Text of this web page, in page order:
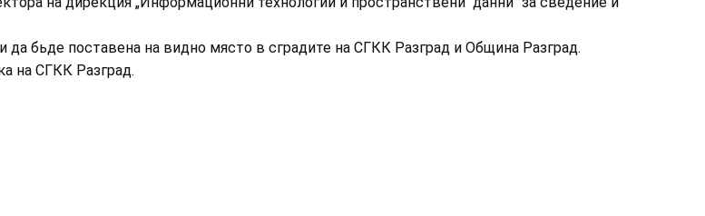
бьде поставена на видно място в сградите на СГКК Разград и Община Разград.
на СГКК Разград.